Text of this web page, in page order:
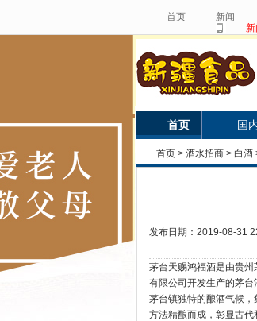
首页 新闻
首页 国
首页 > 酒水招商 > 白酒
发布日期：2019-08-31
茅台天赐鸿福酒是由贵
有限公司开发生产的茅
茅台镇独特的酿酒气候
方法精酿而成，彰显古